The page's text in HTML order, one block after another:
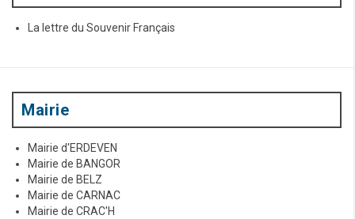
La lettre du Souvenir Français
Mairie
Mairie d'ERDEVEN
Mairie de BANGOR
Mairie de BELZ
Mairie de CARNAC
Mairie de CRAC'H